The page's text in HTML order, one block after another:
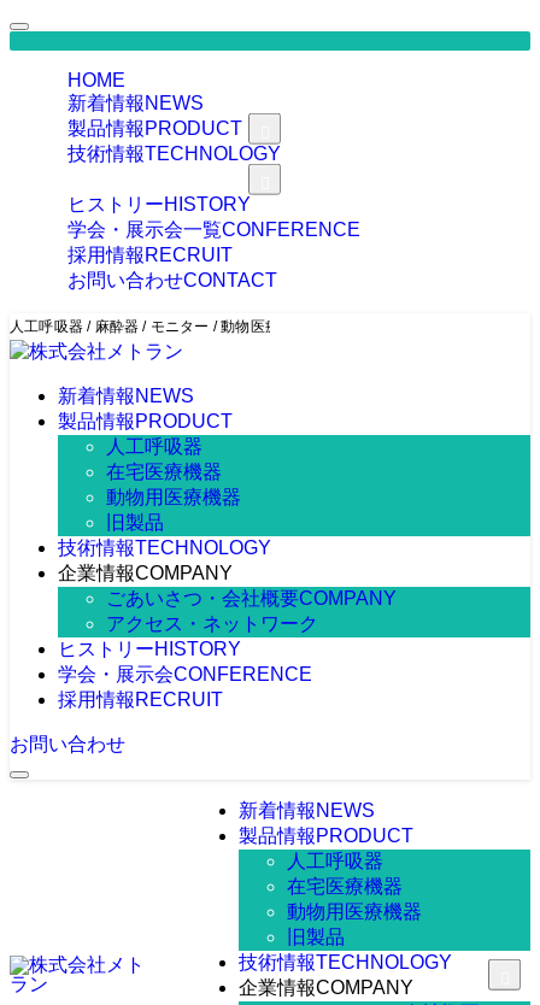
HOME
新着情報 NEWS
製品情報 PRODUCT
技術情報TECHNOLOGY
ヒストリーHISTORY
学会・展示会一覧CONFERENCE
採用情報 RECRUIT
お問い合わせCONTACT
人工呼吸器 / 麻酔器 / モニター / 動物医療関連機器の製造・販売
新着情報 NEWS
製品情報 PRODUCT
人工呼吸器
在宅医療機器
動物用医療機器
旧製品
技術情報TECHNOLOGY
企業情報COMPANY
ごあいさつ・会社概要COMPANY
アクセス・ネットワーク
ヒストリーHISTORY
学会・展示会CONFERENCE
採用情報 RECRUIT
お問い合わせ
新着情報 NEWS
製品情報 PRODUCT
人工呼吸器
在宅医療機器
動物用医療機器
旧製品
技術情報TECHNOLOGY
企業情報COMPANY